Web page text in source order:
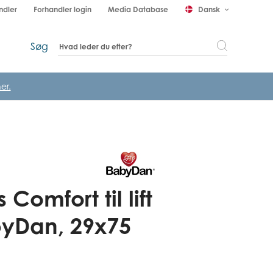
Forhandler login Media Database Dansk keyboard_arrow_down
Søg
Comfort til lift
29x75